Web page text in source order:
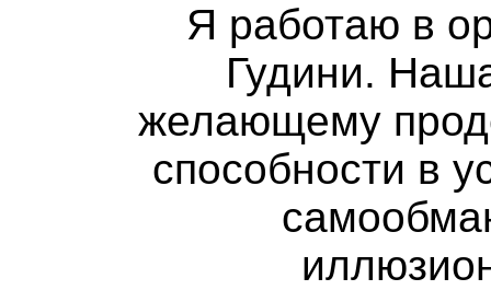
Я работаю в
Гудини.
желающему
способности в